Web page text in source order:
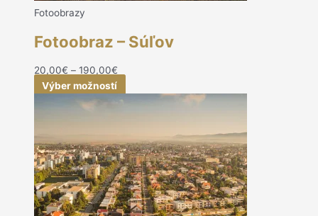
Fotoobrazy
Fotoobraz – Súľov
20,00€ – 190,00€
Výber možností